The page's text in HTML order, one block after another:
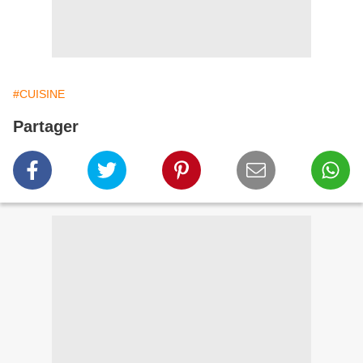
#CUISINE
Partager